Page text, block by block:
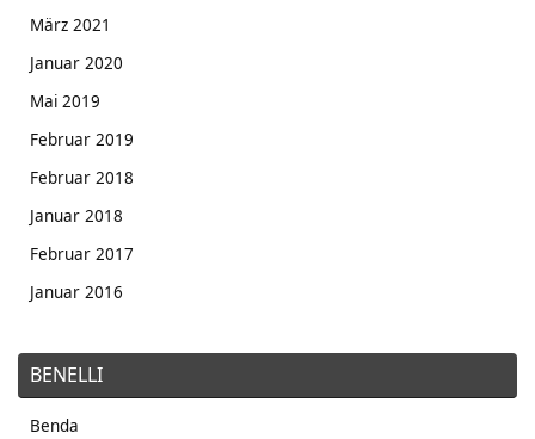
März 2021
Januar 2020
Mai 2019
Februar 2019
Februar 2018
Januar 2018
Februar 2017
Januar 2016
BENELLI
Benda